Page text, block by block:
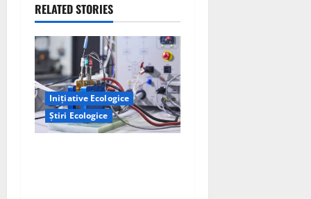
v
i
g
a
t
RELATED STORIES
Inițiative Ecologice
Știri Ecologice